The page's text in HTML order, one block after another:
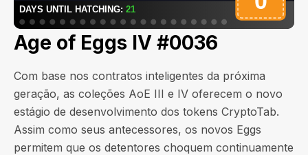
Age of Eggs IV #0036
Com base nos contratos inteligentes da próxima
geração, as coleções AoE III e IV oferecem o novo
estágio de desenvolvimento dos tokens CryptoTab.
Assim como seus antecessores, os novos Eggs
permitem que os detentores choquem continuamente